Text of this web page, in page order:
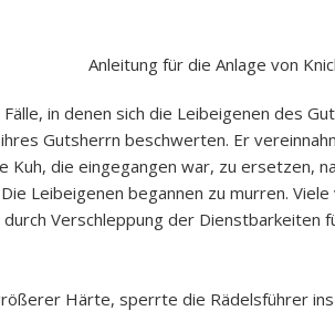
Anleitung für die Anlage von
in denen sich die Leibeigenen des
Gutsherrn beschwerten. Er
die eingegangen war, zu ersetzen,
Leibeigenen begannen zu murren.
Verschleppung der Dienstbarkeiten
Härte, sperrte die Rädelsführer